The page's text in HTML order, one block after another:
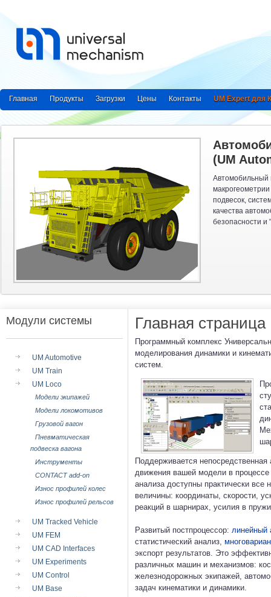
Главная Продукты Загрузки Цены Контакты UM Expert для
(UM
Автомобильный
подвесок,
качества
безопасности и
Модули системы
UM Automotive
UM Train
UM Loco
Модели экипажей
Модели локомотивов
Грузовой вагон
Пневматическая
подвеска вагона
Инструменты
CONTACT add-on
Износ профилей колес
Износ профилей рельсов
UM Tracked Vehicle
UM FEM
UM CAD Interfaces
UM Experiments
UM Control
UM Base
Главная страница
Программный комплекс
моделирования динамики и
систем.
Поддерживается непосредственная
движения вашей модели в
анализа доступны практически все
величины: координаты, скорости,
реакций в шарнирах, усилия в
Развитый постпроцессор: линейный
статистический анализ,
экспорт результатов. Это
различных машин и механизмов:
железнодорожных экипажей,
задач кинематики и динамики.